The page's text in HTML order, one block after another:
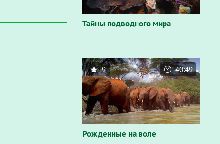
Тайны подводного мира
Рожденные на воле
9 40:49